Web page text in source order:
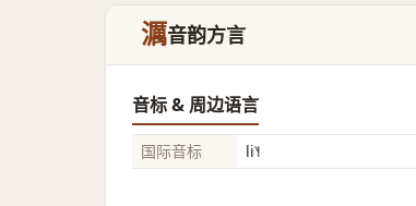
濿音韵方言
音标 & 周边语言
国际音标 li˥˧